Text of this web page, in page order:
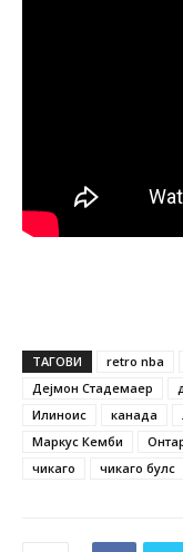
ТАГОВИ retro nba
Дејмон Стадемаер
Илиноис
канада
Маркус Кемби
чикаго
чикаго булс